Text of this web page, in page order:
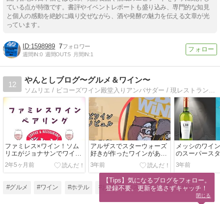
ている点が特徴です。書評やイベントレポートも盛り込み、専門的な知見
と個人の感動を絶妙に織り交ぜながら、酒や発酵の魅力を伝える文章が光
っています。
1598989 7
週間IN:0 週間OUT:5 月間IN:1
12
やんとしブログ〜グルメ＆ワイン〜
ファミレス×ワイン！ソム
リエがジョナサンでワイン
ペアリングしてみました
2年5ヶ月前
アルザスでスターウォーズ
好きが作ったワインがあ
る!?オビワインケノビュル
を紹介！
3年前
メッシのワイ
のスーパース
アルゼンチン
バイ ビアンキ
を飲んでみた！
3年前
#グルメ #ワイン #ホテル #お酒 #レストラン #ソムリエ
【Tips】気になるブログをフォロー。
登録不要。更新を逃さずキャッチ！
閉じる